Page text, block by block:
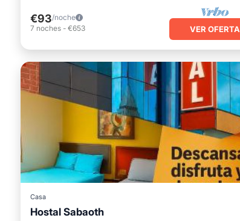
€93/noche
7 noches - €653 VER OFERTA
Casa
Hostal Sabaoth